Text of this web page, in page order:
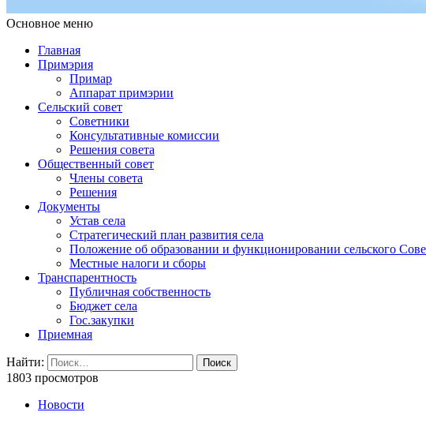
Основное меню
Примэрия Чишмикиой
Главная
Примэрия
Примар
Аппарат примэрии
Сельский совет
Советники
Консультативные комиссии
Решения совета
Общественный совет
Члены совета
Решения
Документы
Устав села
Стратегический план развития села
Положение об образовании и функционировании сельского
Местные налоги и сборы
Транспарентность
Публичная собственность
Бюджет села
Гос.закупки
Приемная
Найти:
1803 просмотров
Новости